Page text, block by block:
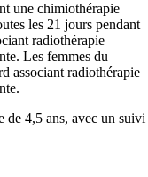
une chimiothérapie
les 21 jours pendant
radiothérapie
Les femmes du
associant radiothérapie
de 4,5 ans, avec un suivi